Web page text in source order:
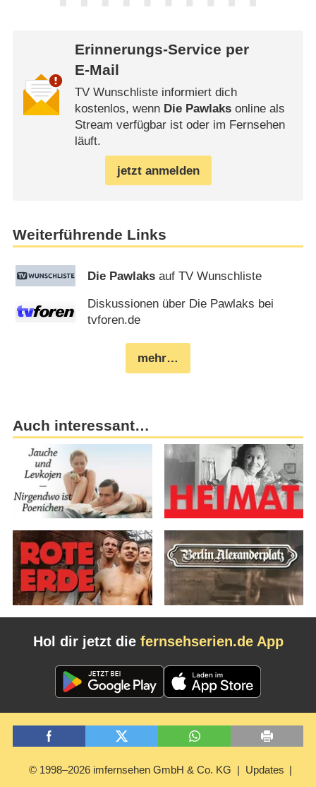
Erinnerungs-Service per
E-Mail
TV Wunschliste informiert dich
kostenlos, wenn Die Pawlaksonline als
Stream verfügbar ist oder im Fernsehen
läuft.
jetzt anmelden
Weiterführende Links
Die Pawlaks auf TV Wunschliste
Diskussionen über Die Pawlaks bei
tvforen.de
mehr…
Auch interessant…
Hol dir jetzt die fernsehserien.de App
© 1998–2026 imfernsehen GmbH & Co. KG Updates